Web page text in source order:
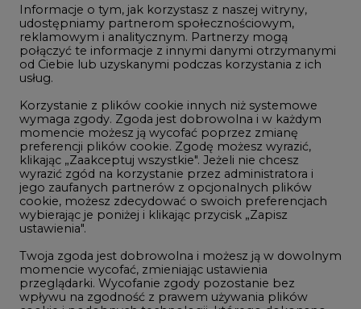
Gospodarka
Geopolityka
LTE450
Innowacje i AI
Telekomunikacja i IT
Handel emisjami CO2
Wodór
Górnictwo
Atom
Informacje o tym, jak korzystasz z naszej witryny,
udostępniamy partnerom społecznościowym,
reklamowym i analitycznym. Partnerzy mogą
połączyć te informacje z innymi danymi otrzymanymi
od Ciebie lub uzyskanymi podczas korzystania z ich
usług.
Korzystanie z plików cookie innych niż systemowe
wymaga zgody. Zgoda jest dobrowolna i w każdym
momencie możesz ją wycofać poprzez zmianę
preferencji plików cookie. Zgodę możesz wyrazić,
klikając „Zaakceptuj wszystkie". Jeżeli nie chcesz
wyrazić zgód na korzystanie przez administratora i
jego zaufanych partnerów z opcjonalnych plików
cookie, możesz zdecydować o swoich preferencjach
wybierając je poniżej i klikając przycisk „Zapisz
ustawienia".
Twoja zgoda jest dobrowolna i możesz ją w dowolnym
momencie wycofać, zmieniając ustawienia
przeglądarki. Wycofanie zgody pozostanie bez
wpływu na zgodność z prawem używania plików